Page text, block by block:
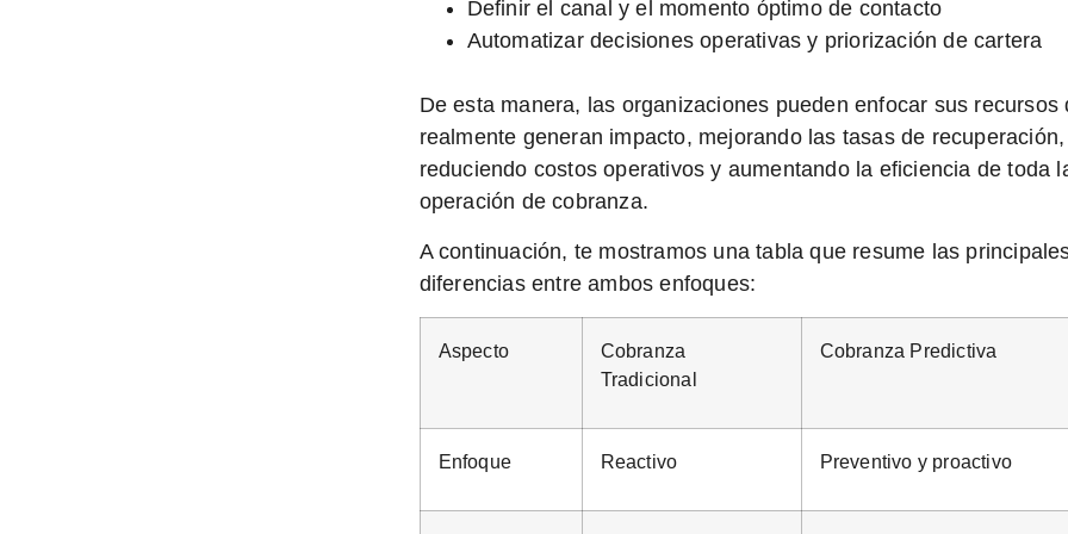
Definir el canal y el momento óptimo de contacto
Automatizar decisiones operativas y priorización de cartera
De esta manera, las organizaciones pueden enfocar sus recursos
realmente generan impacto, mejorando las tasas de recuperación,
reduciendo costos operativos y aumentando la eficiencia de toda
operación de cobranza.
A continuación, te mostramos una tabla que resume las
diferencias entre ambos enfoques:
Aspecto
Cobranza
Tradicional
Cobranza Predictiva
Enfoque Reactivo Preventivo y proactivo